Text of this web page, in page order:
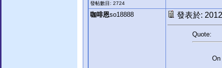
發帖數目: 2724
咖啡恩so18888 發表於:
Quote:
On